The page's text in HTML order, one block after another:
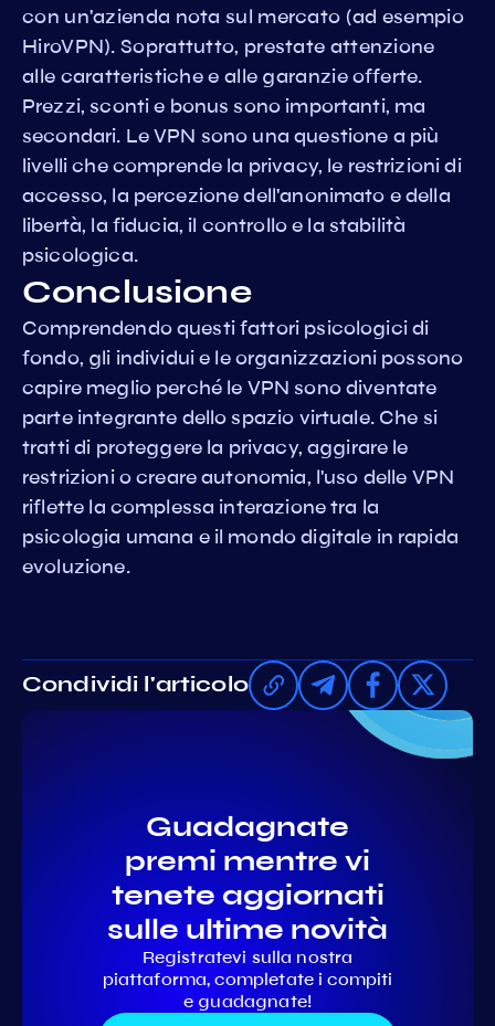
con un'azienda nota sul mercato (ad esempio
HiroVPN). Soprattutto, prestate attenzione
alle caratteristiche e alle garanzie offerte.
Prezzi, sconti e bonus sono importanti, ma
secondari. Le VPN sono una questione a più
livelli che comprende la privacy, le restrizioni di
accesso, la percezione dell'anonimato e della
libertà, la fiducia, il controllo e la stabilità
psicologica.
Conclusione
Comprendendo questi fattori psicologici di
fondo, gli individui e le organizzazioni possono
capire meglio perché le VPN sono diventate
parte integrante dello spazio virtuale. Che si
tratti di proteggere la privacy, aggirare le
restrizioni o creare autonomia, l'uso delle VPN
riflette la complessa interazione tra la
psicologia umana e il mondo digitale in rapida
evoluzione.
Condividi l'articolo
Guadagnate
premi mentre vi
tenete aggiornati
sulle ultime novità
Registratevi sulla nostra
piattaforma, completate i compiti
e guadagnate!